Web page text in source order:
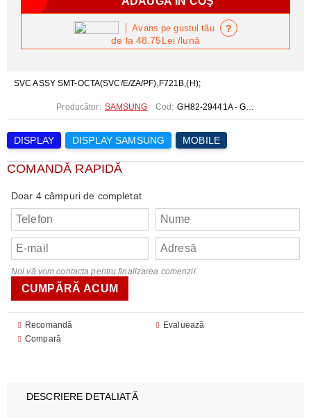
SVC ASSY SMT-OCTA(SVC/E/ZA/PF),F721B,(H);
Producător: SAMSUNG Cod: GH82-29441A - GH82-30239A
DISPLAY DISPLAY SAMSUNG MOBILE
COMANDĂ RAPIDĂ
Doar 4 câmpuri de completat
Noi vă vom contacta pentru finalizarea comenzii.
Recomandă
Evaluează
Compară
de la 48.75Lei/lună
Avans pe gustul tău ?
DESCRIERE DETALIATĂ